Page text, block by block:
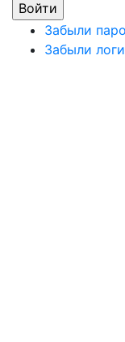
Забыли
Забыли